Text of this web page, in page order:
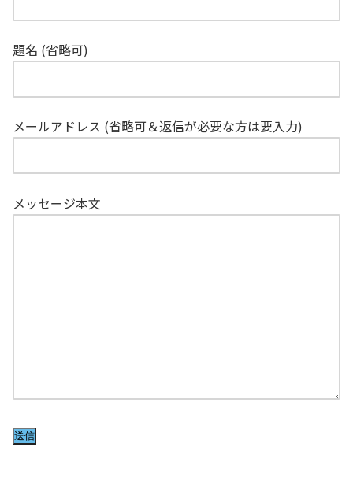
題名 (省略可)
メールアドレス (省略可＆返信が必要な方は要入力)
メッセージ本文